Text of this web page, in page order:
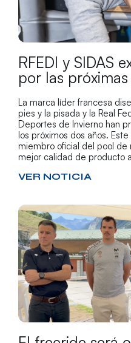
RFEDI y SIDAS
por las
La marca líder francesa
pies y la pisada y la Real
Deportes de Invierno han
los próximos dos años.
miembro oficial del pool de
mejor calidad de producto a
VER NOTICIA